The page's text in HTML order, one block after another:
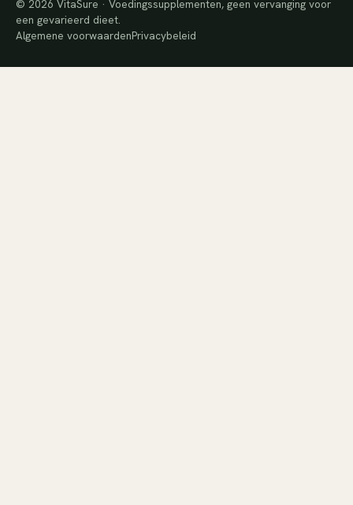
© 2026 VitaSure · Voedingssupplementen, geen vervanging voor
een gevarieerd dieet.
Algemene voorwaardenPrivacybeleid